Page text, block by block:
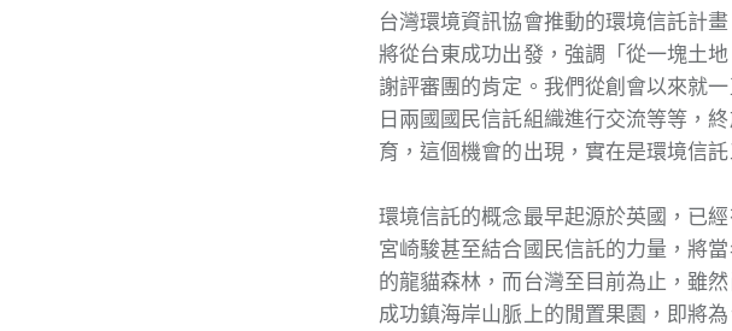
台灣環境資訊協會推動的環境信託計
將從台東成功出發，強調「從一塊土
謝評審團的肯定。我們從創會以來就
日兩國國民信託組織進行交流等等，
育，這個機會的出現，實在是環境信託
環境信託的概念最早起源於英國，已
宮崎駿甚至結合國民信託的力量，將
的龍貓森林，而台灣至目前為止，雖
成功鎮海岸山脈上的閒置果園，即將